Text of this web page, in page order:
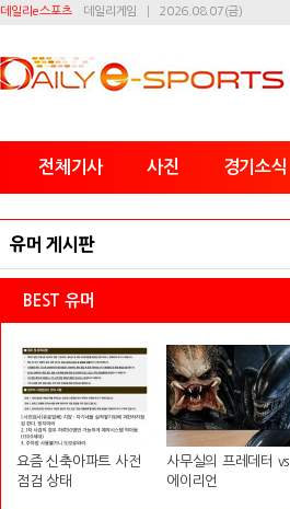
데일리e스포츠 데일리게임 2026.08.07(금)
전체기사 사진 경기소식
유머 게시판
BEST 유머
요즘 신축아파트 사전
점검 상태
사무실의 프레데터 vs
에이리언